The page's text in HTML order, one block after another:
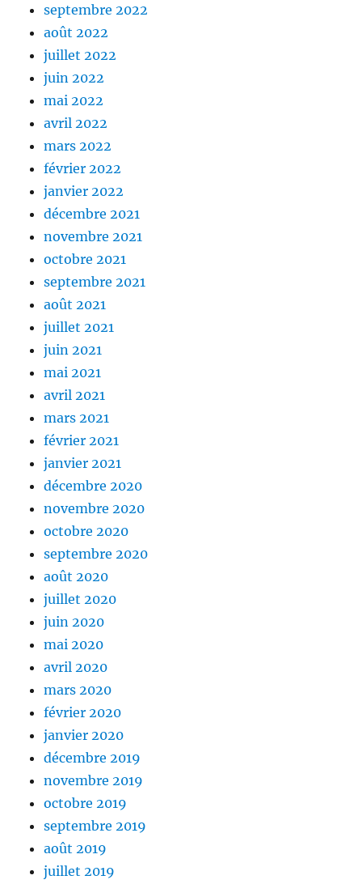
septembre 2022
août 2022
juillet 2022
juin 2022
mai 2022
avril 2022
mars 2022
février 2022
janvier 2022
décembre 2021
novembre 2021
octobre 2021
septembre 2021
août 2021
juillet 2021
juin 2021
mai 2021
avril 2021
mars 2021
février 2021
janvier 2021
décembre 2020
novembre 2020
octobre 2020
septembre 2020
août 2020
juillet 2020
juin 2020
mai 2020
avril 2020
mars 2020
février 2020
janvier 2020
décembre 2019
novembre 2019
octobre 2019
septembre 2019
août 2019
juillet 2019